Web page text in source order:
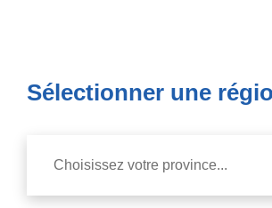
Sélectionner une